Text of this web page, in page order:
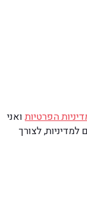
הפרטיותואני
לצורך